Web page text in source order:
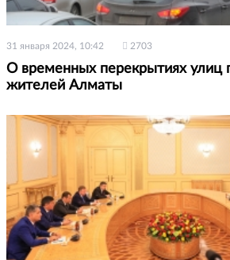
31 января 2024, 10:42 2703
О временных перекрытиях улиц
жителей Алматы